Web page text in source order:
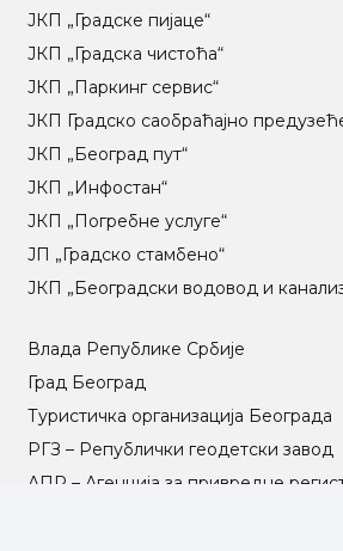
ЈКП „Градске пијаце“
ЈКП „Градска чистоћа“
ЈКП „Паркинг сервис“
ЈКП Градско саобраћајно
ЈКП „Београд пут“
ЈКП „Инфостан“
ЈКП „Погребне услуге“
ЈП „Градско стамбено“
ЈКП „Београдски водовод и
Влада Републике Србије
Град Београд
Туристичка организација Београда
РГЗ – Републички геодетски завод
АПР – Агенција за привредне